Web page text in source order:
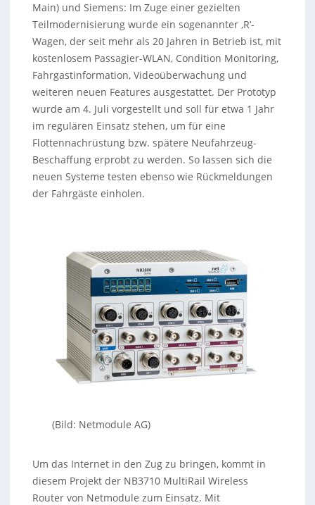
Main) und Siemens: Im Zuge einer gezielten
Teilmodernisierung wurde ein sogenannter ‚R‘-
Wagen, der seit mehr als 20 Jahren in Betrieb ist, mit
kostenlosem Passagier-WLAN, Condition Monitoring,
Fahrgastinformation, Videoüberwachung und
weiteren neuen Features ausgestattet. Der Prototyp
wurde am 4. Juli vorgestellt und soll für etwa 1 Jahr
im regulären Einsatz stehen, um für eine
Flottennachrüstung bzw. spätere Neufahrzeug-
Beschaffung erprobt zu werden. So lassen sich die
neuen Systeme testen ebenso wie Rückmeldungen
der Fahrgäste einholen.
(Bild: Netmodule AG)
Um das Internet in den Zug zu bringen, kommt in
diesem Projekt der NB3710 MultiRail Wireless
Router von Netmodule zum Einsatz. Mit